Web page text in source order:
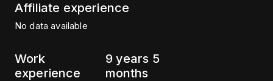
Affiliate experience
No data available
Work
experience
9 years 5
months